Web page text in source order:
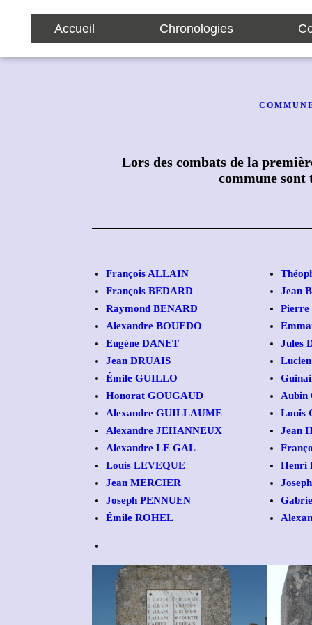
Accueil Chronologies
Lors des combats de la
commune sont
François ALLAIN
François BEDARD
Raymond BENARD
Alexandre BOUEDO
Eugène DANET
Jean DRUAIS
Émile GUILLO
Honorat GOUGAUD
Alexandre GUILLAUME
Alexandre JEHANNEUX
Alexandre LE GAL
Louis LEVEQUE
Jean MERCIER
Joseph PENNUEN
Émile ROHEL
Jean
Pierre
Jules
Aubin
Louis
Jean
Henri